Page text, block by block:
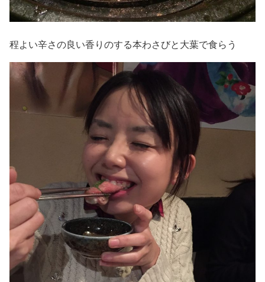
程よい辛さの良い香りのする本わさびと大葉で食らう